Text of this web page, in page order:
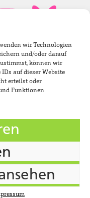
wir Technologien
und/oder darauf
können wir
auf dieser Website
erteilst oder
Funktionen